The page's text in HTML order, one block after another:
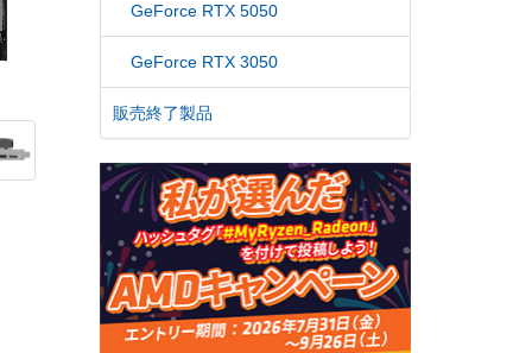
GeForce RTX 5050
GeForce RTX 3050
販売終了製品